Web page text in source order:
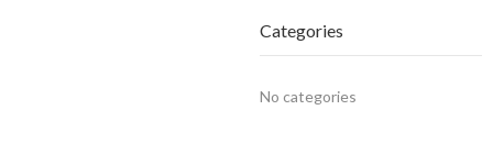
Categories
No categories